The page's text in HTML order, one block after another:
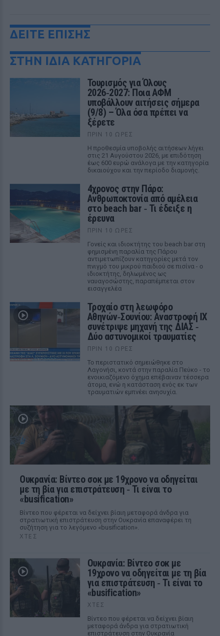
ΔΕΙΤΕ ΕΠΙΣΗΣ
ΣΤΗΝ ΙΔΙΑ ΚΑΤΗΓΟΡΙΑ
Τουρισμός για Όλους
2026‑2027: Ποια ΑΦΜ
υποβάλλουν αιτήσεις σήμερα
(9/8) – Όλα όσα πρέπει να
ξέρετε
ΠΡΙΝ 10 ΏΡΕΣ
Η προθεσμία υποβολής αιτήσεων λήγει
στις 21 Αυγούστου 2026, με επιδότηση
έως 600 ευρώ ανάλογα με την κατηγορία
δικαιούχου και την περίοδο διαμονής.
4χρονος στην Πάρο:
Ανθρωποκτονία από αμέλεια
στο beach bar ‑ Τι έδειξε η
έρευνα
ΠΡΙΝ 10 ΏΡΕΣ
Γονείς και ιδιοκτήτης του beach bar στη
φημισμένη παραλία της Πάρου
αντιμετωπίζουν κατηγορίες μετά τον
πνιγμό του μικρού παιδιού σε πισίνα - ο
ιδιοκτήτης, δηλωμένος ως
ναυαγοσώστης, παραπέμπεται στον
εισαγγελέα
Τροχαίο στη λεωφόρο
Αθηνών‑Σουνίου: Αναστροφή ΙΧ
συνέτριψε μηχανή της ΔΙΑΣ ‑
Δύο αστυνομικοί τραυματίες
ΠΡΙΝ 10 ΏΡΕΣ
Το περιστατικό σημειώθηκε στο
Λαγονήσι, κοντά στην παραλία Πεύκο - το
ενοικιαζόμενο όχημα επέβαιναν τέσσερα
άτομα, ενώ η κατάσταση ενός εκ των
τραυματιών εμπνέει ανησυχία.
Ουκρανία: Βίντεο σοκ με 19χρονο να οδηγείται
με τη βία για επιστράτευση ‑ Τι είναι το
«busification»
Βίντεο που φέρεται να δείχνει βίαιη μεταφορά άνδρα για
στρατιωτική επιστράτευση στην Ουκρανία επαναφέρει τη
συζήτηση για το λεγόμενο «busification».
ΧΤΕΣ
Ουκρανία: Βίντεο σοκ με
19χρονο να οδηγείται με τη βία
για επιστράτευση ‑ Τι είναι το
«busification»
ΧΤΕΣ
Βίντεο που φέρεται να δείχνει βίαιη
μεταφορά άνδρα για στρατιωτική
επιστράτευση στην Ουκρανία